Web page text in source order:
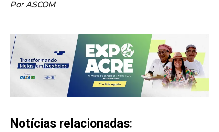
Por ASCOM
Notícias relacionadas: